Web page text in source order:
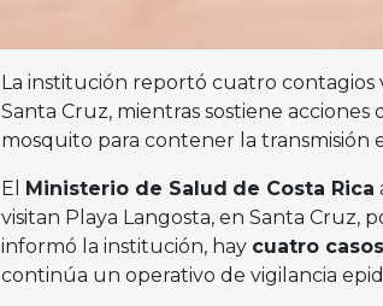
La institución reportó cuatro contagios
Santa Cruz, mientras sostiene
mosquito para contener la transmisión
El Ministerio de Salud de Costa Rica
visitan Playa Langosta, en Santa Cruz,
informó la institución, hay cuatro
continúa un operativo de vigilancia